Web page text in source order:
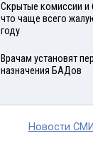
Скрытые комиссии и
что чаще всего
году
Врачам установят
назначения БАДов
Новости